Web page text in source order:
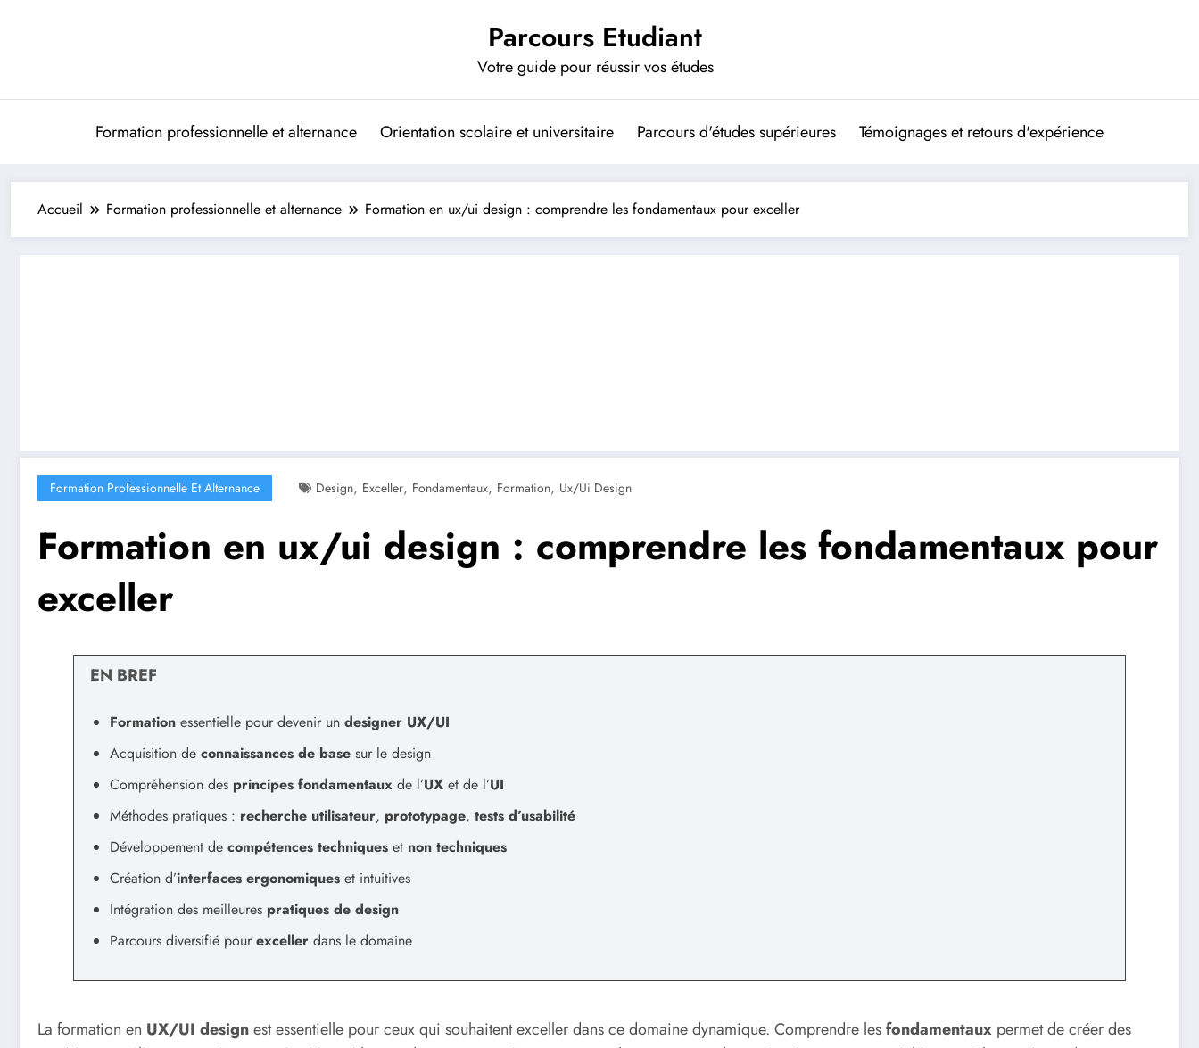
Parcours Etudiant
Votre guide pour réussir vos études
Formation professionnelle et alternance Orientation scolaire et universitaire Parcours d'études supérieures Témoignages et retours d'expérience
Accueil Formation professionnelle et alternance Formation en ux/ui design : comprendre les fondamentaux pour exceller
Formation Professionnelle Et Alternance Design, Exceller, Fondamentaux, Formation, Ux/ui Design
Formation en ux/ui design : comprendre les fondamentaux pour
exceller
EN BREF
Formation essentielle pour devenir un designer UX/UI
Acquisition de connaissances de base sur le design
Compréhension des principes fondamentaux de l’UX et de l’UI
Méthodes pratiques : recherche utilisateur, prototypage, tests d’usabilité
Développement de compétences techniques et non techniques
Création d’interfaces ergonomiques et intuitives
Intégration des meilleures pratiques de design
Parcours diversifié pour exceller dans le domaine
La formation en UX/UI designest essentielle pour ceux qui souhaitent exceller dans ce domaine dynamique. Comprendre lesfondamentaux permet de créer des